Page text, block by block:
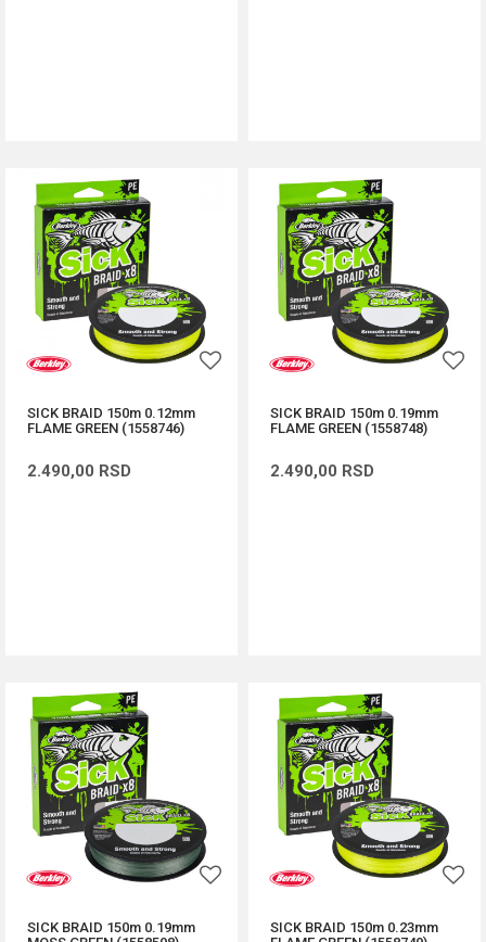
SICK BRAID 150m 0.12mm
FLAME GREEN (1558746)
2.490,00 RSD
SICK BRAID 150m 0.19mm
FLAME GREEN (1558748)
2.490,00 RSD
SICK BRAID 150m 0.19mm
SICK BRAID 150m 0.23mm